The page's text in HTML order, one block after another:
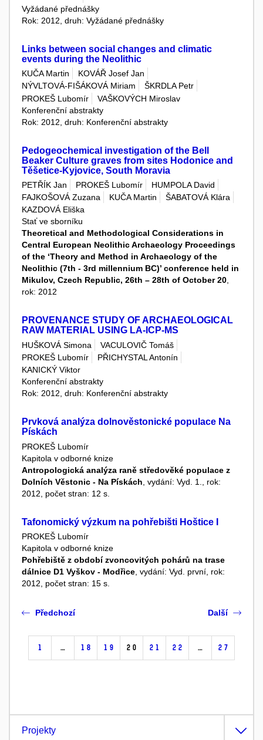
Vyžádané přednášky
Rok: 2012, druh: Vyžádané přednášky
Links between social changes and climatic
events during the Neolithic
KUČA Martin
KOVÁŘ Josef Jan
NÝVLTOVÁ-FIŠÁKOVÁ Miriam
ŠKRDLA Petr
PROKEŠ Lubomír
VAŠKOVÝCH Miroslav
Konferenční abstrakty
Rok: 2012, druh: Konferenční abstrakty
Pedogeochemical investigation of the Bell
Beaker Culture graves from sites Hodonice and
Těšetice-Kyjovice, South Moravia
PETŘÍK Jan PROKEŠ Lubomír
HUMPOLA David
FAJKOŠOVÁ Zuzana
KUČA Martin
ŠABATOVÁ Klára
KAZDOVÁ Eliška
Stať ve sborníku
Theoretical and Methodological Considerations in
Central European Neolithic Archaeology Proceedings
of the ‘Theory and Method in Archaeology of the
Neolithic (7th - 3rd millennium BC)’ conference held in
Mikulov, Czech Republic, 26th – 28th of October 20,
rok: 2012
PROVENANCE STUDY OF ARCHAEOLOGICAL
RAW MATERIAL USING LA-ICP-MS
HUŠKOVÁ Simona
VACULOVIČ Tomáš
PROKEŠ Lubomír
PŘICHYSTAL Antonín
KANICKÝ Viktor
Konferenční abstrakty
Rok: 2012, druh: Konferenční abstrakty
Prvková analýza dolnověstonické populace Na
Pískách
PROKEŠ Lubomír
Kapitola v odborné knize
Antropologická analýza raně středověké populace z
Dolních Věstonic - Na Pískách , vydání: Vyd. 1., rok:
2012, počet stran: 12 s.
Tafonomický výzkum na pohřebišti Hoštice I
PROKEŠ Lubomír
Kapitola v odborné knize
Pohřebiště z období zvoncovitých pohárů na trase
dálnice D1 Vyškov - Modřice , vydání: Vyd. první, rok:
2012, počet stran: 15 s.
Předchozí
1 … 18 19 20 21 22 … 27
Další
Projekty